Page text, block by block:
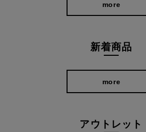
more
新着商品
more
アウトレット